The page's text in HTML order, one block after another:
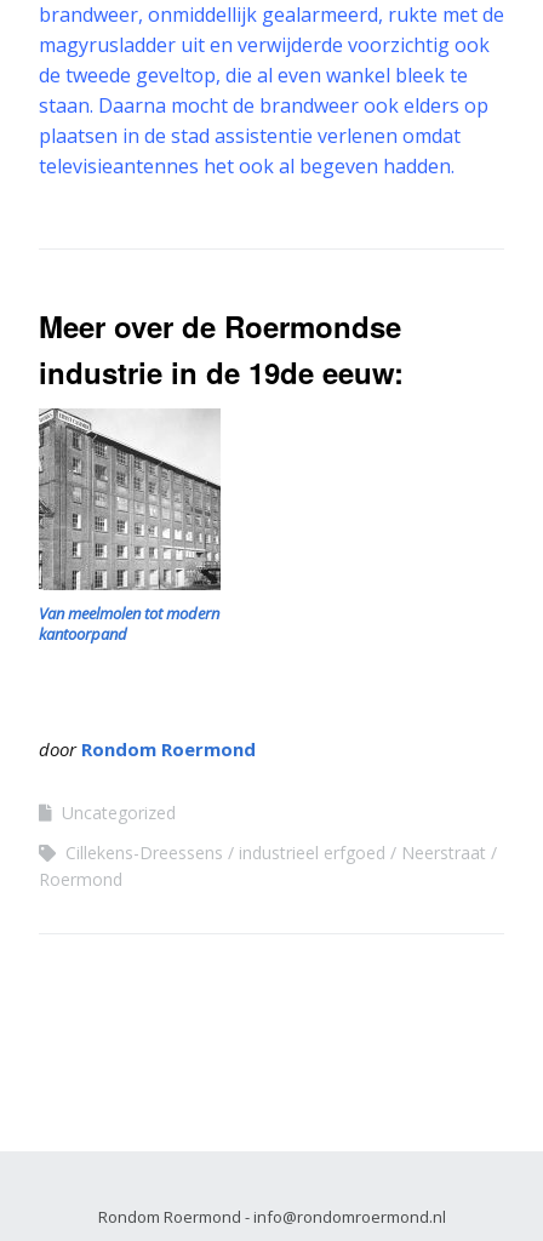
brandweer, onmiddellijk gealarmeerd, rukte met de
magyrusladder uit en verwijderde voorzichtig ook
de tweede geveltop, die al even wankel bleek te
staan. Daarna mocht de brandweer ook elders op
plaatsen in de stad assistentie verlenen omdat
televisieantennes het ook al begeven hadden.
Meer over de Roermondse
industrie in de 19de eeuw:
Van meelmolen tot modern
kantoorpand
door Rondom Roermond
Uncategorized
Cillekens-Dreessens
industrieel erfgoed
Neerstraat
Roermond
Rondom Roermond - info@rondomroermond.nl